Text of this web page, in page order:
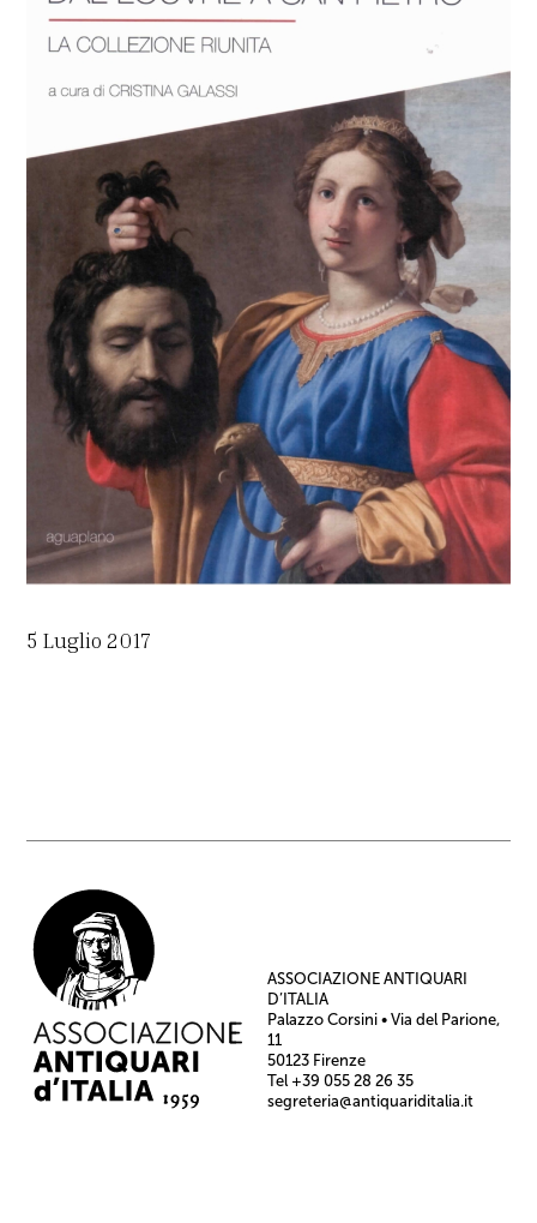
5 Luglio 2017
ASSOCIAZIONE ANTIQUARI
D’ITALIA
Palazzo Corsini • Via del Parione,
11
50123 Firenze
Tel +39 055 28 26 35
segreteria@antiquariditalia.it